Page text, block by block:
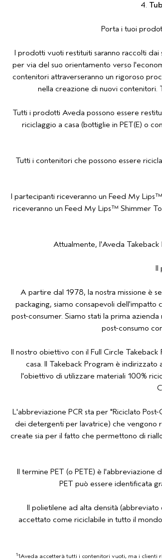
4.
Porta i tuoi
I prodotti vuoti restituiti saranno raccolti
per via del suo orientamento verso
contenitori attraverseranno un rigoroso
nella creazione di nuovi contenitori.
Tutti i prodotti Aveda possono essere
riciclaggio a casa (bottiglie in PET(E) o
Tutti i contenitori che possono essere
I partecipanti riceveranno un Feed My
riceveranno un Feed My Lips™ Shimmer
Attualmente, l'Aveda Takeback
Il
A partire dal 1978, la nostra missione è
packaging, siamo consapevoli dell'impatto
post-consumer. Siamo stati la prima
post-consumo
Il nostro obiettivo con il Full Circle
casa. Il Takeback Program è
l'obiettivo di utilizzare materiali 100%
L'abbreviazione PCR sta per "Riciclato
dei detergenti per lavatrice) che vengono
create sia per il fatto che permettono di
Il termine PET (o PETE) è l'abbreviazione
PET può essere identificata
Il polietilene ad alta densità
accettato come riciclabile in tutto il
11Aveda accetterà tutti i contenitori vuoti, ma i clienti